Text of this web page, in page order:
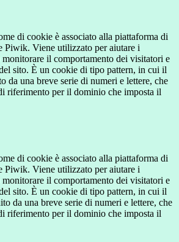
di cookie è associato alla piattaforma di
Piwik. Viene utilizzato per aiutare i
il comportamento dei visitatori e
sito. È un cookie di tipo pattern, in cui il
da una breve serie di numeri e lettere, che
riferimento per il dominio che imposta il
di cookie è associato alla piattaforma di
Piwik. Viene utilizzato per aiutare i
il comportamento dei visitatori e
sito. È un cookie di tipo pattern, in cui il
da una breve serie di numeri e lettere, che
riferimento per il dominio che imposta il